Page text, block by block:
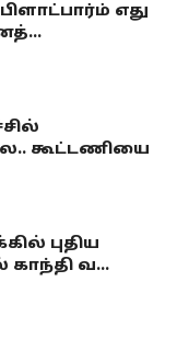
எது
கூட்டணியை
புதிய
காந்தி வ...